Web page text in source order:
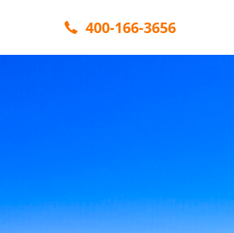
400-166-3656